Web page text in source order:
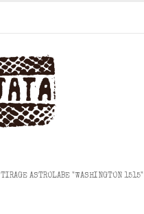
TIRAGE ASTROLABE "WASHINGTON 1515"